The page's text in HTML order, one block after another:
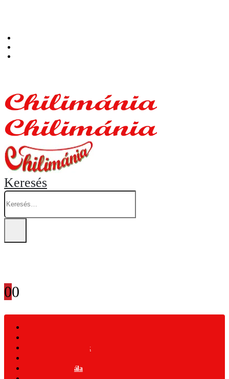
Keresés
00
Ajándék Termékek
Csípősségi-Skála